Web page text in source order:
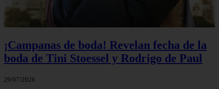
¡Campanas de boda! Revelan fecha de la
boda de Tini Stoessel y Rodrigo de Paul
29/07/2026